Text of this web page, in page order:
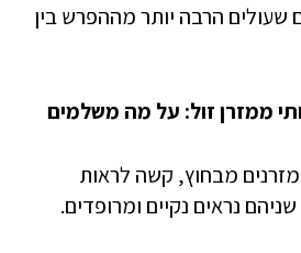
שעולים הרבה יותר מההפרש בין
ממזרן זול: על מה משלמים
מבחוץ, קשה לראות
נראים נקיים ומרופדים.